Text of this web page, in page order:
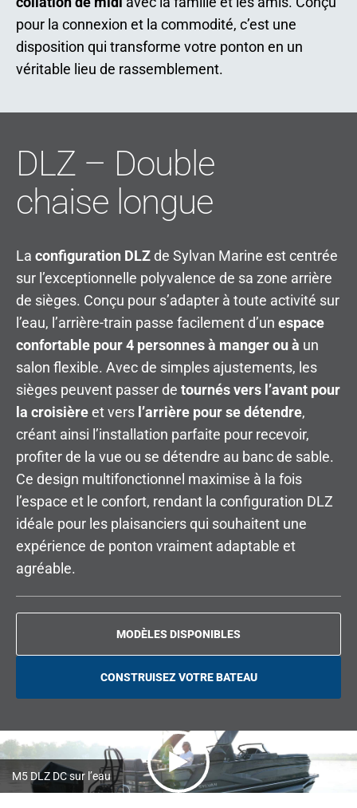
pour la connexion et la commodité, c’est une
disposition qui transforme votre ponton en un
véritable lieu de rassemblement.
DLZ – Double
chaise longue
La configuration DLZde Sylvan Marine est centrée
sur l’exceptionnelle polyvalence de sa zone arrière
de sièges. Conçu pour s’adapter à toute activité sur
l’eau, l’arrière-train passe facilement d’un espace
confortable pour 4 personnes à manger ou à un
salon flexible. Avec de simples ajustements, les
sièges peuvent passer de tournés vers l’avant pour
la croisièreet vers l’arrière pour se détendre,
créant ainsi l’installation parfaite pour recevoir,
profiter de la vue ou se détendre au banc de sable.
Ce design multifonctionnel maximise à la fois
l’espace et le confort, rendant la configuration DLZ
idéale pour les plaisanciers qui souhaitent une
expérience de ponton vraiment adaptable et
agréable.
MODÈLES DISPONIBLES
CONSTRUISEZ VOTRE BATEAU
O
I
N
A
N
E
W
M5 DLZ DC sur l’eau